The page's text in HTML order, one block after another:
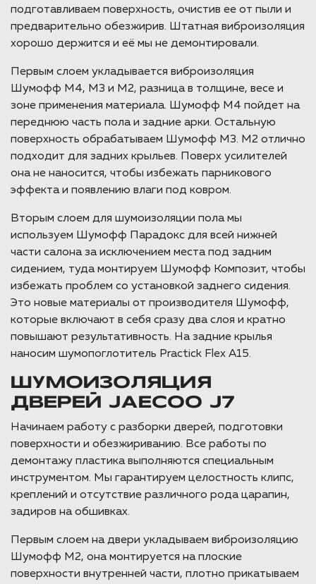
подготавливаем поверхность, очистив ее от пыли и
предварительно обезжирив. Штатная виброизоляция
хорошо держится и её мы не демонтировали.
Первым слоем укладывается виброизоляция
Шумофф М4, М3 и М2, разница в толщине, весе и
зоне применения материала. Шумофф М4 пойдет на
переднюю часть пола и задние арки. Остальную
поверхность обрабатываем Шумофф М3. М2 отлично
подходит для задних крыльев. Поверх усилителей
она не наносится, чтобы избежать парникового
эффекта и появлению влаги под ковром.
Вторым слоем для шумоизоляции пола мы
используем Шумофф Парадокс для всей нижней
части салона за исключением места под задним
сидением, туда монтируем Шумофф Композит, чтобы
избежать проблем со установкой заднего сидения.
Это новые материалы от производителя Шумофф,
которые включают в себя сразу два слоя и кратно
повышают результативность. На задние крылья
наносим шумопоглотитель Practick Flex A15.
ШУМОИЗОЛЯЦИЯ
ДВЕРЕЙ JAECOO J7
Начинаем работу с разборки дверей, подготовки
поверхности и обезжириванию. Все работы по
демонтажу пластика выполняются специальным
инструментом. Мы гарантируем целостность клипс,
креплений и отсутствие различного рода царапин,
задиров на обшивках.
Первым слоем на двери укладываем виброизоляцию
Шумофф М2, она монтируется на плоские
поверхности внутренней части, плотно прикатываем